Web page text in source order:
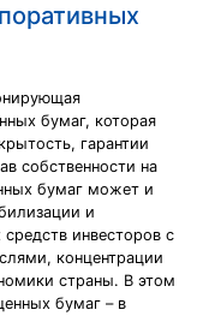
бумаг, которая
гарантии
собственности на
бумаг может и
и
инвесторов с
концентрации
страны. В этом
бумаг – в